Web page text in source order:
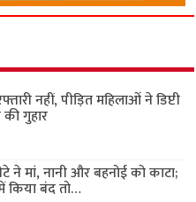
नहीं, पीड़ित महिलाओं ने डिप्टी
गुहार
मां, नानी और बहनोई को काटा;
किया बंद तो…